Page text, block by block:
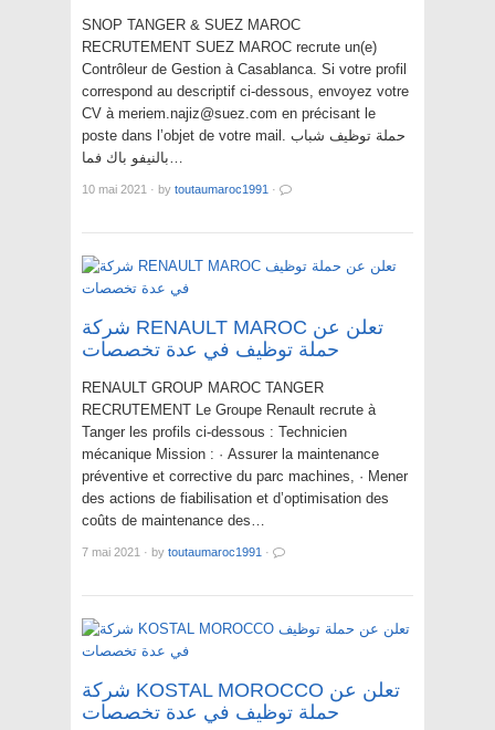
SNOP TANGER & SUEZ MAROC
RECRUTEMENT SUEZ MAROC recrute un(e)
Contrôleur de Gestion à Casablanca. Si votre profil
correspond au descriptif ci-dessous, envoyez votre
CV à meriem.najiz@suez.com en précisant le
poste dans l’objet de votre mail. حملة توظيف شباب
بالنيفو باك فما…
10 mai 2021 · by toutaumaroc1991 ·
شركة RENAULT MAROC تعلن عن
حملة توظيف في عدة تخصصات
RENAULT GROUP MAROC TANGER
RECRUTEMENT Le Groupe Renault recrute à
Tanger les profils ci-dessous : Technicien
mécanique Mission : · Assurer la maintenance
préventive et corrective du parc machines, · Mener
des actions de fiabilisation et d’optimisation des
coûts de maintenance des…
7 mai 2021 · by toutaumaroc1991 ·
شركة KOSTAL MOROCCO تعلن عن
حملة توظيف في عدة تخصصات